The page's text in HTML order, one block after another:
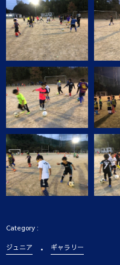
ジュニア ギャラリー